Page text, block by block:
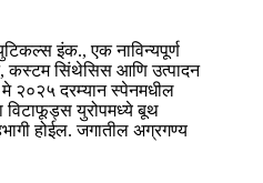
इंक., एक नाविन्यपूर्ण
कस्टम सिंथेसिस आणि उत्पादन
२०२५ दरम्यान स्पेनमधील
विटाफूड्स युरोपमध्ये बूथ
होईल. जगातील अग्रगण्य